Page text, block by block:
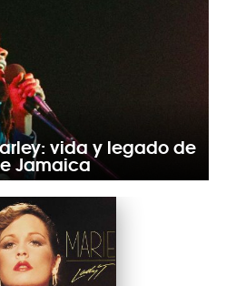
vida y legado de
Jamaica